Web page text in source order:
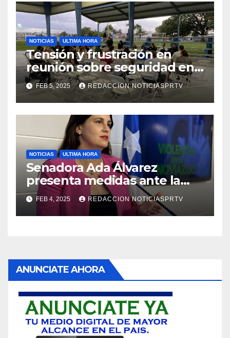
NOTICIAS ULTIMA HORA
Tensión y frustración en
reunión sobre seguridad en
Reparto Metropolitano
FEB 5, 2025 REDACCION NOTICIASPRTV
NOTICIAS ULTIMA HORA
Senadora Ada Álvarez
presenta medidas ante la
violencia en el noviazgo
FEB 4, 2025 REDACCION NOTICIASPRTV
ANUNCIATE AHORA